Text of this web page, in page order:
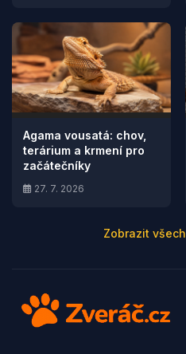
Agama vousatá: chov,
terárium a krmení pro
začátečníky
27. 7. 2026
Zobrazit